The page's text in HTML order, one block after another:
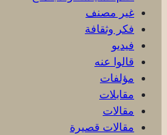
غير مصنف
فكر وثقافة
فيديو
قالوا عنه
مؤلفات
مقابلات
مقالات
مقالات قصيرة